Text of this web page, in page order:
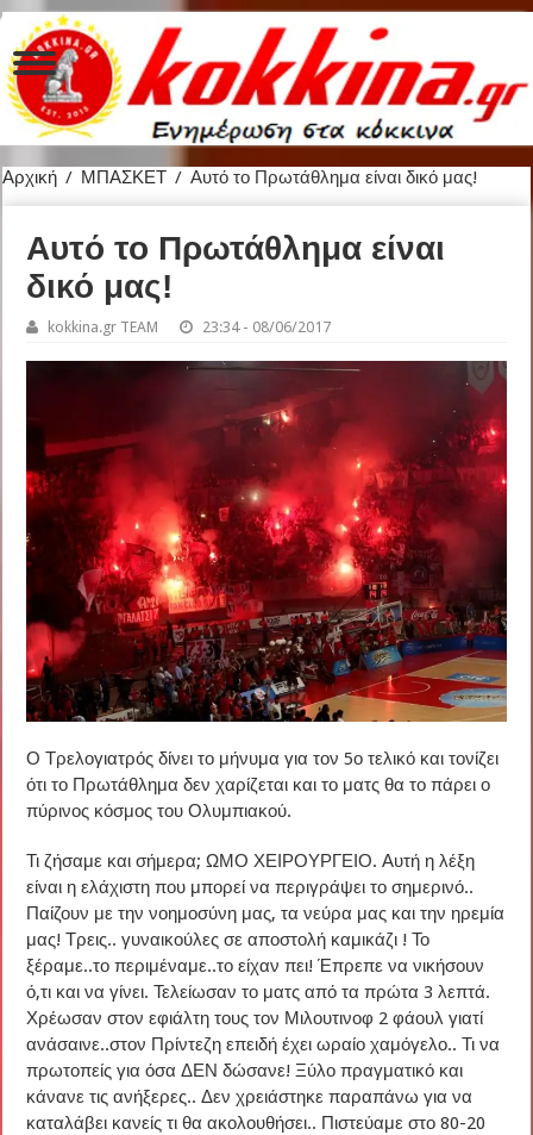
Αρχική / ΜΠΑΣΚΕΤ / Αυτό το Πρωτάθλημα είναι δικό μας!
Αυτό το Πρωτάθλημα είναι
δικό μας!
kokkina.gr TEAM 23:34 - 08/06/2017
Ο Τρελογιατρός δίνει το μήνυμα για τον 5ο τελικό και τονίζει
ότι το Πρωτάθλημα δεν χαρίζεται και το ματς θα το πάρει ο
πύρινος κόσμος του Ολυμπιακού.
Τι ζήσαμε και σήμερα; ΩΜΟ ΧΕΙΡΟΥΡΓΕΙΟ. Αυτή η λέξη
είναι η ελάχιστη που μπορεί να περιγράψει το σημερινό..
Παίζουν με την νοημοσύνη μας, τα νεύρα μας και την ηρεμία
μας! Τρεις.. γυναικούλες σε αποστολή καμικάζι ! Το
ξέραμε..το περιμέναμε..το είχαν πει! Έπρεπε να νικήσουν
ό,τι και να γίνει. Τελείωσαν το ματς από τα πρώτα 3 λεπτά.
Χρέωσαν στον εφιάλτη τους τον Μιλουτινοφ 2 φάουλ γιατί
ανάσαινε..στον Πρίντεζη επειδή έχει ωραίο χαμόγελο.. Τι να
πρωτοπείς για όσα ΔΕΝ δώσανε! Ξύλο πραγματικό και
κάνανε τις ανήξερες.. Δεν χρειάστηκε παραπάνω για να
καταλάβει κανείς τι θα ακολουθήσει.. Πιστεύαμε στο 80-20